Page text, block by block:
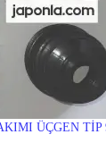
ÜÇGEN TİP